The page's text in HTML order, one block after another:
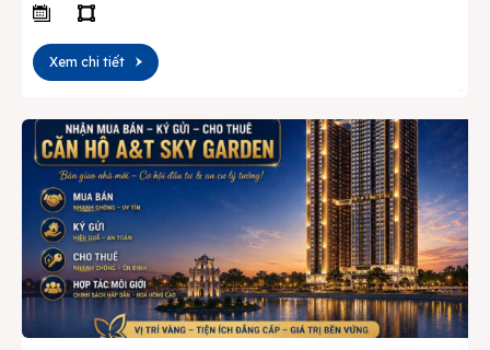
Xem chi tiết